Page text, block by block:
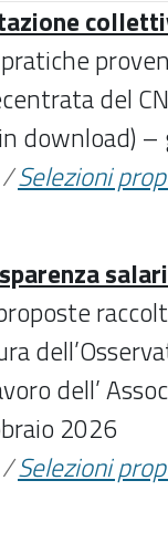
del
download)
Selezioni
dell’
2026
Selezioni